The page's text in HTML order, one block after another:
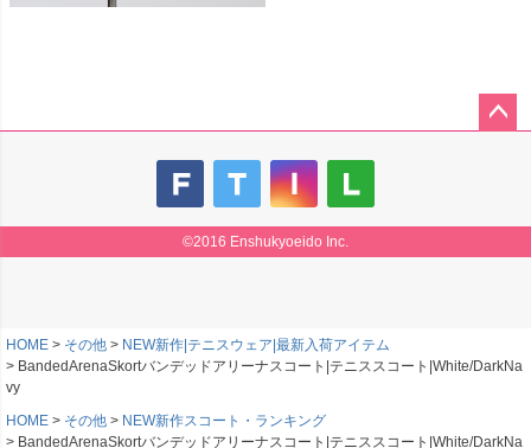
©2016 Enshukyoeido Inc.
HOME その他
NEW新作|テニスウェア|最新入荷アイテム
BandedArenaSkortバンデッドアリーナスコート|テニススコート|White/DarkNa
vy
HOME
その他
NEW新作スコート・ランキング
BandedArenaSkortバンデッドアリーナスコート|テニススコート|White/DarkNa